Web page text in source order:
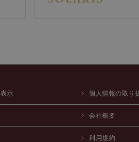
示 個人情報の取り
会社概要
利用規約